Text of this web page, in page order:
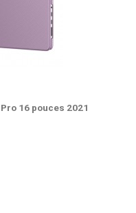
16 pouces 2021